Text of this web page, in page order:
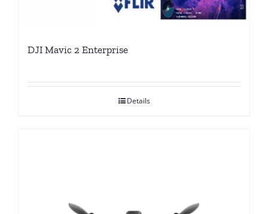
DJI Mavic 2 Enterprise
Details